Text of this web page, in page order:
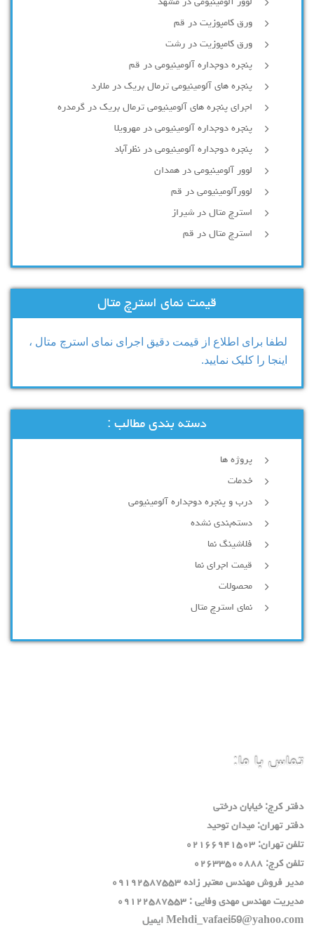
ورق کامپوزیت در قم
ورق کامپوزیت در رشت
پنجره دوجداره آلومينيومی در قم
پنجره های آلومینیومی ترمال بریک در ملارد
اجرای پنجره های آلومینیومی ترمال بریک در گرمدره
پنجره دوجداره آلومینیومی در مهرویلا
پنجره دوجداره آلومینیومی در نظرآباد
لوور آلومینیومی در همدان
لوورآلومینیومی در قم
استرچ متال در شیراز
استرچ متال در قم
قیمت نمای استرچ متال
لطفا برای اطلاع از قیمت دقیق اجرای نمای استرچ متال ،
اینجا را کلیک نمایید.
دسته بندی مطالب :
پروژه ها
خدمات
درب و پنجره دوجداره آلومینیومی
دسته‌بندی نشده
فلاشینگ نما
قیمت اجرای نما
محصولات
نمای استرچ متال
تماس با ما:
دفتر كرج: خيابان درختي
دفتر تهران: ميدان توحيد
تلفن تهران: ٠٢١٦٦٩٤١٥٠٣
تلفن كرج: ٠٢٦٣٣٥٠٠٨٨٨
مدير فروش مهندس معتبر زاده ٠٩١٩٢٥٨٧٥٥٣
مديريت مهندس مهدي وفايي : ٠٩١٢٢٥٨٧٥٥٣
Mehdi_vafaei59@yahoo.com ايميل